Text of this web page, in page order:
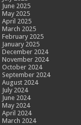
June 2025
May 2025
April 2025
March 2025
February 2025
January 2025
December 2024
November 2024
October 2024
September 2024
August 2024
July 2024
June 2024
May 2024
April 2024
March 2024